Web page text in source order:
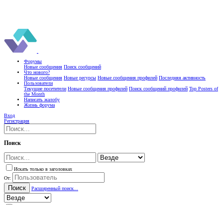
Форумы
Новые сообщения Поиск сообщений
Что нового?
Новые сообщения Новые ресурсы Новые сообщения профилей Последняя активность
Пользователи
Текущие посетители Новые сообщения профилей Поиск сообщений профилей Top Posters of
the Month
Написать жалобу
Жизнь форума
Вход
Регистрация
Поиск
Искать только в заголовках
От:
Поиск Расширенный поиск...